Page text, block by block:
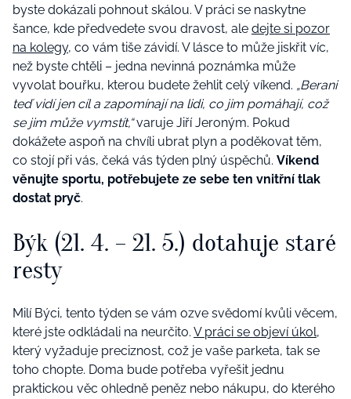
byste dokázali pohnout skálou. V práci se naskytne
šance, kde předvedete svou dravost, ale dejte si pozor
na kolegy, co vám tiše závidí. V lásce to může jiskřit víc,
než byste chtěli – jedna nevinná poznámka může
vyvolat bouřku, kterou budete žehlit celý víkend. „Berani
teď vidí jen cíl a zapomínají na lidi, co jim pomáhají, což
se jim může vymstít,“varuje Jiří Jeroným. Pokud
dokážete aspoň na chvíli ubrat plyn a poděkovat těm,
co stojí při vás, čeká vás týden plný úspěchů. Víkend
věnujte sportu, potřebujete ze sebe ten vnitřní tlak
dostat pryč.
Býk (21. 4. – 21. 5.) dotahuje staré
resty
Milí Býci, tento týden se vám ozve svědomí kvůli věcem,
které jste odkládali na neurčito. V práci se objeví úkol,
který vyžaduje preciznost, což je vaše parketa, tak se
toho chopte. Doma bude potřeba vyřešit jednu
praktickou věc ohledně peněz nebo nákupu, do kterého